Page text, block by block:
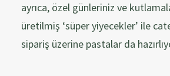
ayrıca, özel günleriniz ve
üretilmiş ‘süper yiyecekler’ ile
sipariş üzerine pastalar da